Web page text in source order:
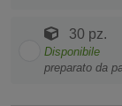
30 pz.
Disponibile
preparato da